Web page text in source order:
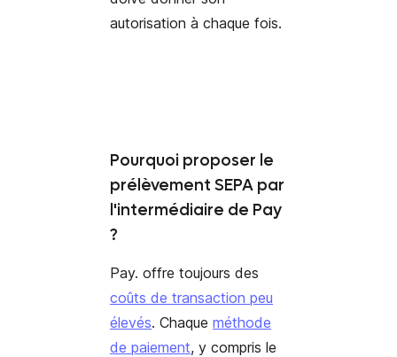
autorisation à chaque fois.
Pourquoi proposer le
prélèvement SEPA par
l'intermédiaire de Pay
?
Pay. offre toujours des
coûts de transaction peu
élevés. Chaque méthode
de paiement, y compris le